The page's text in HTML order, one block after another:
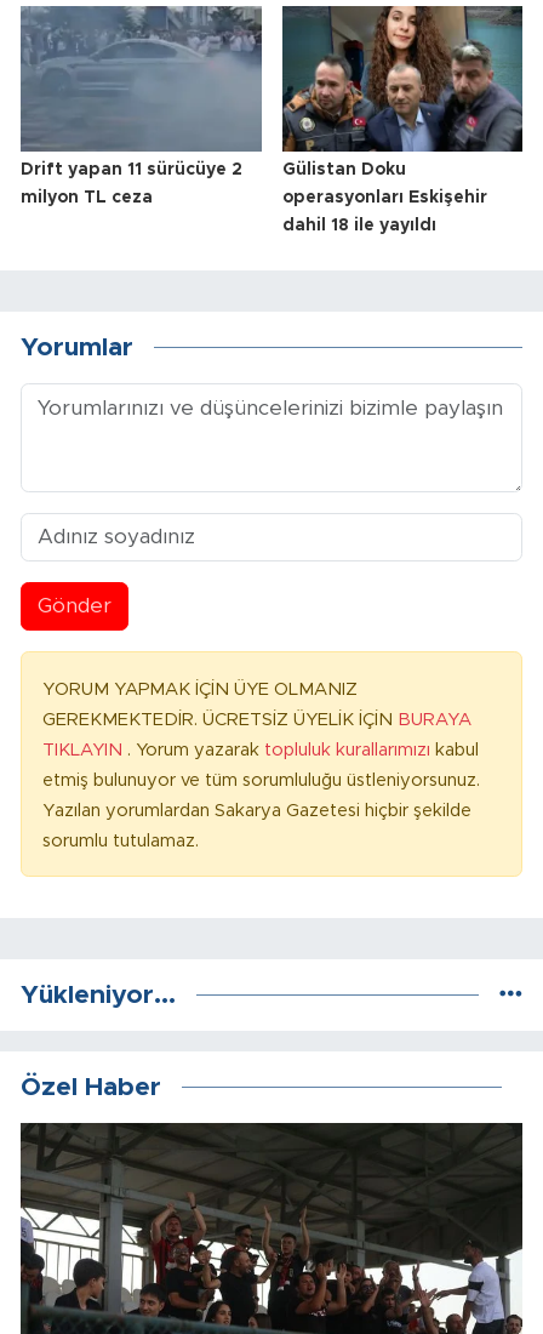
Drift yapan 11 sürücüye 2
milyon TL ceza
Gülistan Doku
operasyonları Eskişehir
dahil 18 ile yayıldı
Yorumlar
Gönder
YORUM YAPMAK İÇİN ÜYE OLMANIZ
GEREKMEKTEDİR. ÜCRETSİZ ÜYELİK İÇİN BURAYA
TIKLAYIN . Yorum yazarak topluluk kurallarımızı kabul
etmiş bulunuyor ve tüm sorumluluğu üstleniyorsunuz.
Yazılan yorumlardan Sakarya Gazetesi hiçbir şekilde
sorumlu tutulamaz.
Yükleniyor...
Özel Haber